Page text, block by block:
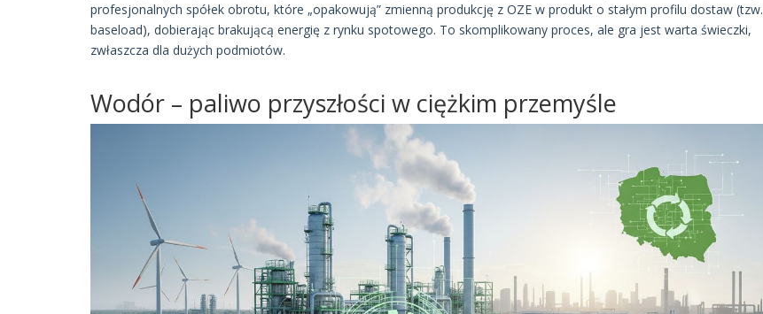
profesjonalnych spółek obrotu, które „opakowują” zmienną produkcję z OZE w produkt o stałym profilu dostaw (tzw.
baseload), dobierając brakującą energię z rynku spotowego. To skomplikowany proces, ale gra jest warta świeczki,
zwłaszcza dla dużych podmiotów.
Wodór – paliwo przyszłości w ciężkim przemyśle